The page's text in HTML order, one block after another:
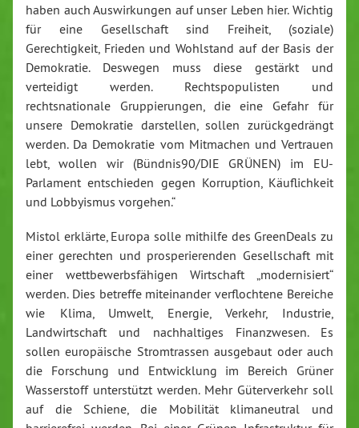
haben auch Auswirkungen auf unser Leben hier. Wichtig
für eine Gesellschaft sind Freiheit, (soziale)
Gerechtigkeit, Frieden und Wohlstand auf der Basis der
Demokratie. Deswegen muss diese gestärkt und
verteidigt werden. Rechtspopulisten und
rechtsnationale Gruppierungen, die eine Gefahr für
unsere Demokratie darstellen, sollen zurückgedrängt
werden. Da Demokratie vom Mitmachen und Vertrauen
lebt, wollen wir (Bündnis90/DIE GRÜNEN) im EU-
Parlament entschieden gegen Korruption, Käuflichkeit
und Lobbyismus vorgehen.“
Mistol erklärte, Europa solle mithilfe des GreenDeals zu
einer gerechten und prosperierenden Gesellschaft mit
einer wettbewerbsfähigen Wirtschaft „modernisiert“
werden. Dies betreffe miteinander verflochtene Bereiche
wie Klima, Umwelt, Energie, Verkehr, Industrie,
Landwirtschaft und nachhaltiges Finanzwesen. Es
sollen europäische Stromtrassen ausgebaut oder auch
die Forschung und Entwicklung im Bereich Grüner
Wasserstoff unterstützt werden. Mehr Güterverkehr soll
auf die Schiene, die Mobilität klimaneutral und